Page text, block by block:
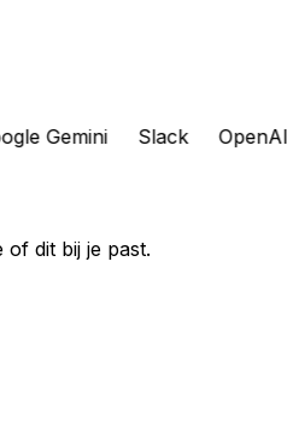
Gemini Slack OpenAI
dit bij je past.